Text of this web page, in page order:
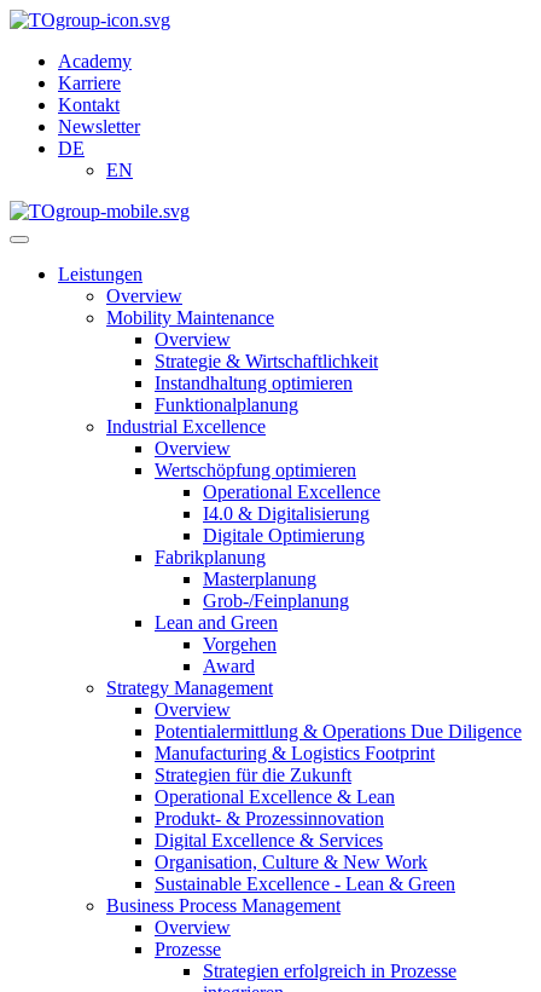
Academy
Karriere
Kontakt
Newsletter
DE
EN
Leistungen
Overview
Mobility Maintenance
Overview
Strategie & Wirtschaftlichkeit
Instandhaltung optimieren
Funktionalplanung
Industrial Excellence
Overview
Wertschöpfung optimieren
Operational Excellence
I4.0 & Digitalisierung
Digitale Optimierung
Fabrikplanung
Masterplanung
Grob-/Feinplanung
Lean and Green
Vorgehen
Award
Strategy Management
Overview
Potentialermittlung & Operations Due Diligence
Manufacturing & Logistics Footprint
Strategien für die Zukunft
Operational Excellence & Lean
Produkt- & Prozessinnovation
Digital Excellence & Services
Organisation, Culture & New Work
Sustainable Excellence - Lean & Green
Business Process Management
Overview
Prozesse
Strategien erfolgreich in Prozesse